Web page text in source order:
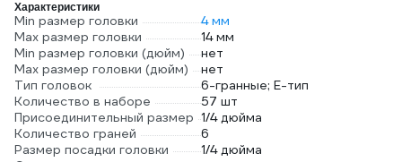
Характеристики
Min размер головки
4 мм
Max размер головки
14 мм
Min размер головки (дюйм)
нет
Max размер головки (дюйм)
нет
Тип головок
6-гранные; Е-тип
Количество в наборе
57 шт
Присоединительный размер 1/4 дюйма
Количество граней
6
Размер посадки головки
1/4 дюйма